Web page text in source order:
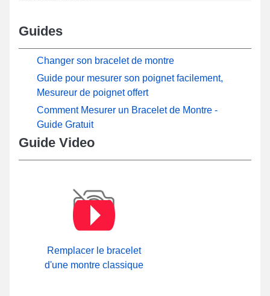
Guides
Changer son bracelet de montre
Guide pour mesurer son poignet facilement,
Mesureur de poignet offert
Comment Mesurer un Bracelet de Montre -
Guide Gratuit
Guide Video
Remplacer le bracelet
d'une montre classique